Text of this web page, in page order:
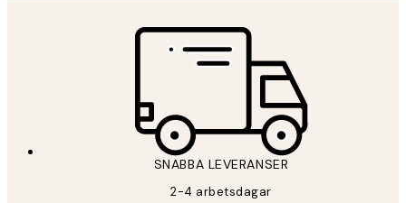
SNABBA LEVERANSER
2-4 arbetsdagar